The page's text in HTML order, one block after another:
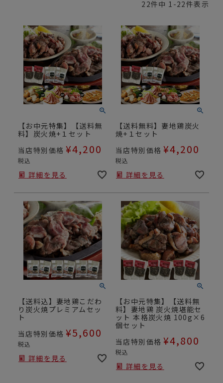
22件中 1 -22件表示
【お中元特集】【送料無
料】炭火焼+１セット
当店特別価格 ¥4,200
税込
詳細を見る
【送料無料】妻地鶏炭火
焼+１セット
当店特別価格 ¥4,200
税込
詳細を見る
【送料込】妻地鶏こだわ
り炭火焼プレミアムセッ
ト
当店特別価格 ¥5,600
税込
詳細を見る
【お中元特集】【送料無
料】妻地鶏 炭火焼堪能セ
ット 本格炭火焼 100g×6
個セット
当店特別価格 ¥4,800
税込
詳細を見る